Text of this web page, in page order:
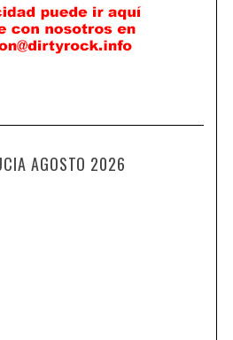
AGOSTO 2026